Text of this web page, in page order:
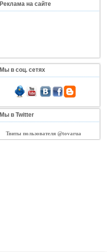
Реклама на сайте
Мы в соц. сетях
Мы в Twitter
Твиты пользователя @tovarua